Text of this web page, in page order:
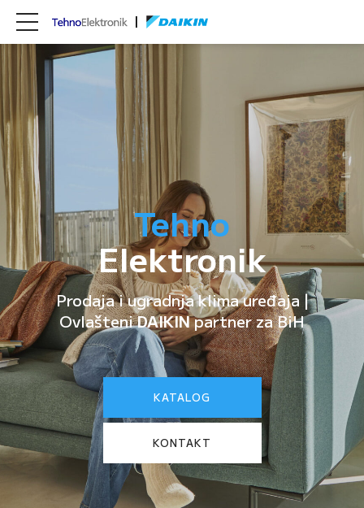
Tehno
Elektronik
Prodaja i ugradnja klima uređaja |
OvlašteniDAIKINpartner za BiH
KATALOG
KONTAKT